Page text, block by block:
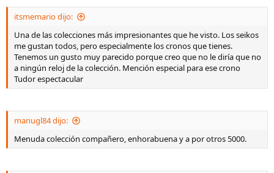
itsmemario dijo:
Una de las colecciones más impresionantes que he visto. Los seikos
me gustan todos, pero especialmente los cronos que tienes.
Tenemos un gusto muy parecido porque creo que no le diría que no
a ningún reloj de la colección. Mención especial para ese crono
Tudor espectacular
manugl84 dijo:
Menuda colección compañero, enhorabuena y a por otros 5000.